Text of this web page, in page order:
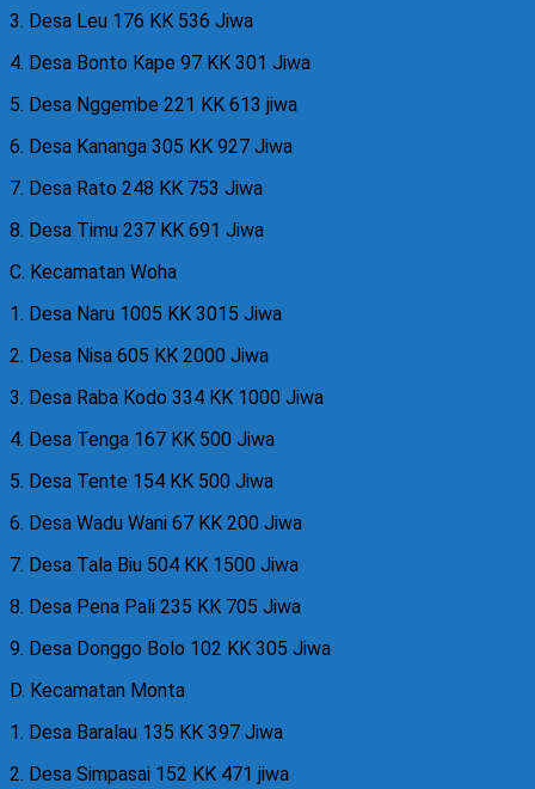
3. Desa Leu 176 KK 536 Jiwa
4. Desa Bonto Kape 97 KK 301 Jiwa
5. Desa Nggembe 221 KK 613 jiwa
6. Desa Kananga 305 KK 927 Jiwa
7. Desa Rato 248 KK 753 Jiwa
8. Desa Timu 237 KK 691 Jiwa
C. Kecamatan Woha
1. Desa Naru 1005 KK 3015 Jiwa
2. Desa Nisa 605 KK 2000 Jiwa
3. Desa Raba Kodo 334 KK 1000 Jiwa
4. Desa Tenga 167 KK 500 Jiwa
5. Desa Tente 154 KK 500 Jiwa
6. Desa Wadu Wani 67 KK 200 Jiwa
7. Desa Tala Biu 504 KK 1500 Jiwa
8. Desa Pena Pali 235 KK 705 Jiwa
9. Desa Donggo Bolo 102 KK 305 Jiwa
D. Kecamatan Monta
1. Desa Baralau 135 KK 397 Jiwa
2. Desa Simpasai 152 KK 471 jiwa